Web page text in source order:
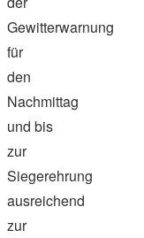
Gewitterwarnung
für
den
Nachmittag
und bis
zur
Siegerehrung
ausreichend
zur